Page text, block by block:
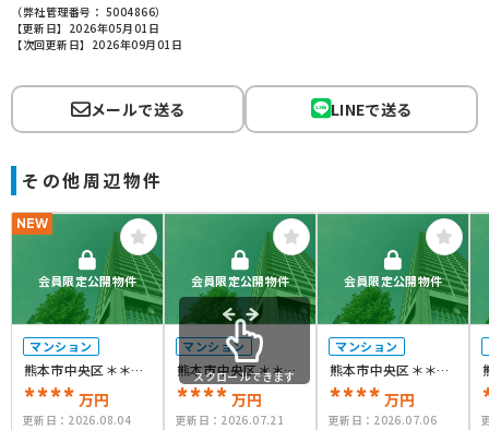
（弊社管理番号： 5004866）
【更新日】2026年05月01日
【次回更新日】2026年09月01日
メールで送る LINEで送る
その他周辺物件
会員限定公開物件
NEW
マンション
熊本市中央区＊＊＊
＊
**** 万円
更新日： 2026.08.04
会員限定公開物件
マンション
熊本市中央区＊＊＊
＊
**** 万円
更新日： 2026.07.21
会員限定公開物件
マンション
熊本市中央区＊＊＊
＊
**** 万円
更新日： 2026.07.06
スクロールできます